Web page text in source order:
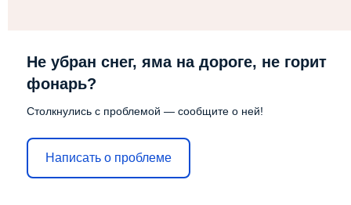
Не убран снег, яма на дороге, не горит
фонарь?
Столкнулись с проблемой — сообщите о ней!
Написать о проблеме